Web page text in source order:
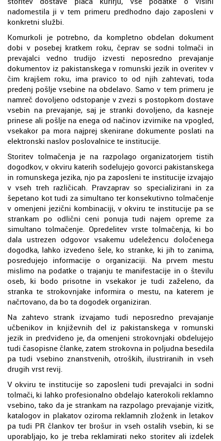
nadomestila ji v tem primeru predhodno dajo zaposleni v
konkretni službi.
Komurkoli je potrebno, da kompletno obdelan dokument
dobi v posebej kratkem roku, čeprav se sodni tolmači in
prevajalci vedno trudijo izvesti neposredno prevajanje
dokumentov iz pakistanskega v romunski jezik in overitev v
čim krajšem roku, ima pravico to od njih zahtevati, toda
predenj pošlje vsebine na obdelavo. Samo v tem primeru je
namreč dovoljeno odstopanje v zvezi s postopkom dostave
vsebin na prevajanje, saj je stranki dovoljeno, da kasneje
prinese ali pošlje na enega od načinov izvirnike na vpogled,
vsekakor pa mora najprej skenirane dokumente poslati na
elektronski naslov poslovalnice te institucije.
Storitev tolmačenja je na razpolago organizatorjem tistih
dogodkov, v okviru katerih sodelujejo govorci pakistanskega
in romunskega jezika, njo pa zaposleni te institucije izvajajo
v vseh treh različicah. Pravzaprav so specializirani in za
šepetano kot tudi za simultano ter konsekutivno tolmačenje
v omenjeni jezični kombinaciji, v okviru te institucije pa se
strankam po odlični ceni ponuja tudi najem opreme za
simultano tolmačenje. Opredelitev vrste tolmačenja, ki bo
dala ustrezen odgovor vsakemu udeležencu določenega
dogodka, lahko izvedeno šele, ko stranke, ki jih to zanima,
posredujejo informacije o organizaciji. Na prvem mestu
mislimo na podatke o trajanju te manifestacije in o številu
oseb, ki bodo prisotne in vsekakor je tudi zaželeno, da
stranka te strokovnjake informira o mestu, na katerem je
načrtovano, da bo ta dogodek organiziran.
Na zahtevo strank izvajamo tudi neposredno prevajanje
učbenikov in književnih del iz pakistanskega v romunski
jezik in predvideno je, da omenjeni strokovnjaki obdelujejo
tudi časopisne članke, zatem strokovna in poljudna besedila
pa tudi vsebino znanstvenih, otroških, ilustriranih in vseh
drugih vrst revij.
V okviru te institucije so zaposleni tudi prevajalci in sodni
tolmači, ki lahko profesionalno obdelajo katerokoli reklamno
vsebino, tako da je strankam na razpolago prevajanje vizitk,
katalogov in plakatov oziroma reklamnih zloženk in letakov
pa tudi PR člankov ter brošur in vseh ostalih vsebin, ki se
uporabljajo, ko je treba reklamirati neko storitev ali izdelek